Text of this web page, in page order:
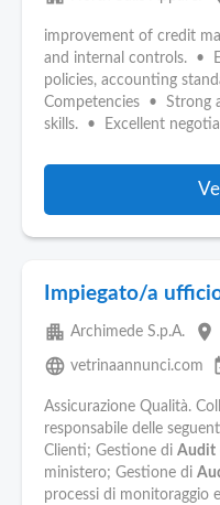
improvement of credit
and internal controls. •
policies, accounting
Competencies • Strong
skills. • Excellent
Impiegato/a
apartment Archimede S.p.A. place
language vetrinaannunci.com
Assicurazione Qualità.
responsabile delle
Clienti; Gestione di Audit
ministero; Gestione di
processi di monitoraggio